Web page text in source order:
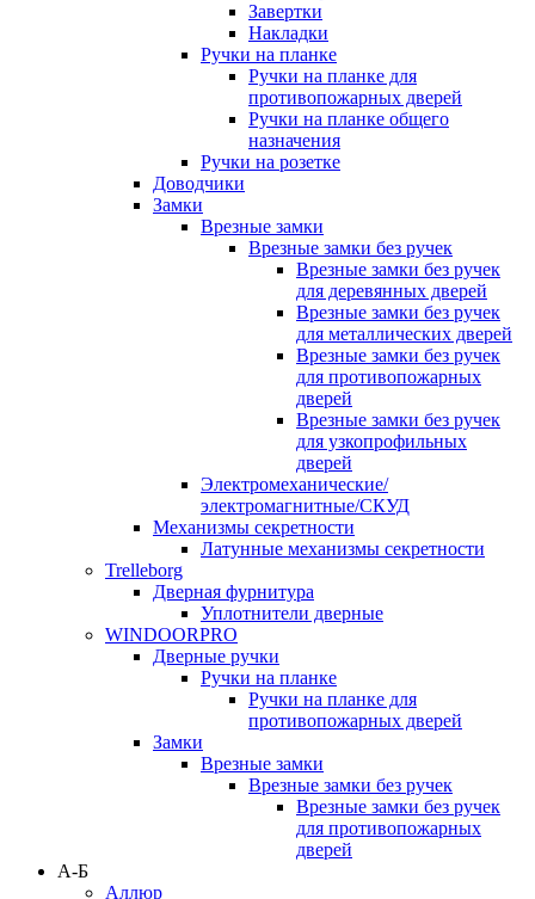
Завертки
Накладки
Ручки на планке
Ручки на планке для
противопожарных дверей
Ручки на планке общего
назначения
Ручки на розетке
Доводчики
Замки
Врезные замки
Врезные замки без ручек
Врезные замки без ручек
для деревянных дверей
Врезные замки без ручек
для металлических дверей
Врезные замки без ручек
для противопожарных
дверей
Врезные замки без ручек
для узкопрофильных
дверей
Электромеханические/
электромагнитные/СКУД
Механизмы секретности
Латунные механизмы секретности
Trelleborg
Дверная фурнитура
Уплотнители дверные
WINDOORPRO
Дверные ручки
Ручки на планке
Ручки на планке для
противопожарных дверей
Замки
Врезные замки
Врезные замки без ручек
Врезные замки без ручек
для противопожарных
дверей
А-Б
Аллюр